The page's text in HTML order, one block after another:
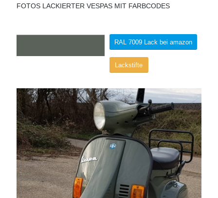
FOTOS LACKIERTER VESPAS MIT FARBCODES
RAL 7009 Lack bei amazon
Lackstifte